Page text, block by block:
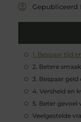
Gepubliceerd
1. Bespaar tijd
2. Betere smaak
3. Bespaar
4. Versheid en
5. Beter gevoel
Veelgestelde